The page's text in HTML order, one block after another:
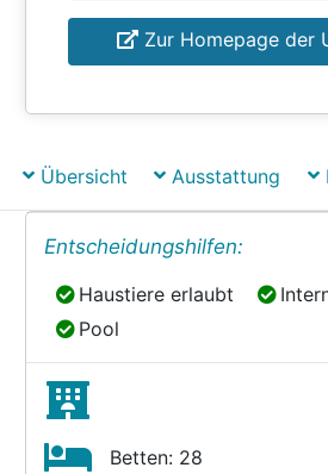
Zur Homepage der
Übersicht Ausstattung
Entscheidungshilfen:
Haustiere erlaubt
Haustiere erlaubt
Pool
Pool
Betten: 28